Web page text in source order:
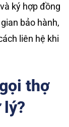
ký hợp đồng
bảo hành,
liên hệ khi
thợ
lý?